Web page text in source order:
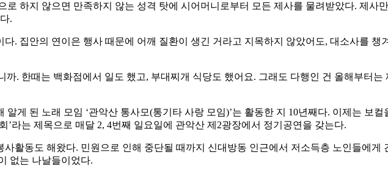
하지 않으면 만족하지 않는 성격 탓에 시어머니로부터 모든 제사를 물려받았다. 제사
.
. 집안의 연이은 행사 때문에 어깨 질환이 생긴 거라고 지목하지 않았어도, 대소사를 챙
. 한때는 백화점에서 일도 했고, 부대찌개 식당도 했어요. 그래도 다행인 건 올해부터
게 된 노래 모임 ‘관악산 통사모(통기타 사랑 모임)’는 활동한 지 10년째다. 이제는 보컬
’라는 제목으로 매달 2, 4번째 일요일에 관악산 제2광장에서 정기공연을 갖는다.
활동도 해왔다. 민원으로 인해 중단될 때까지 신대방동 인근에서 저소득층 노인들에게
없는 나날들이었다.